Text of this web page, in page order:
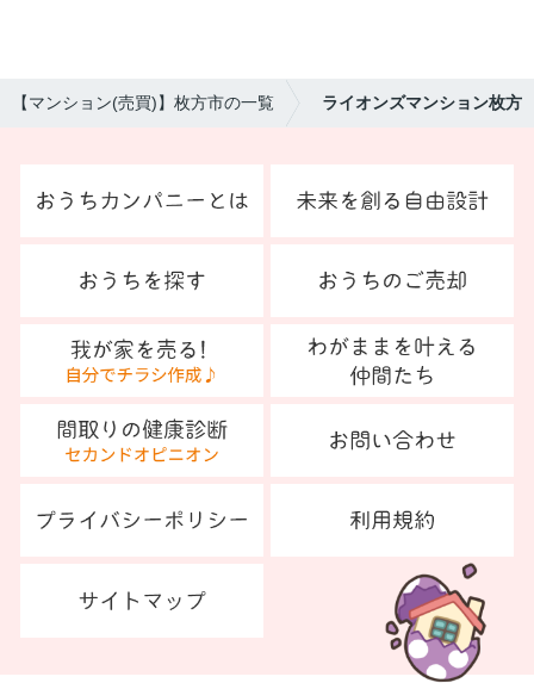
【マンション(売買)】枚方市の一覧 ライオンズマンション枚方